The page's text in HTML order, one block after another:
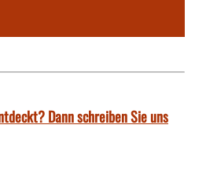
Dann schreiben Sie uns